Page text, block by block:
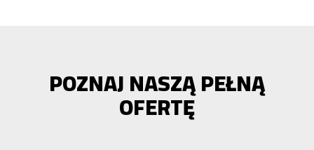
POZNAJ NASZĄ PEŁNĄ
OFERTĘ